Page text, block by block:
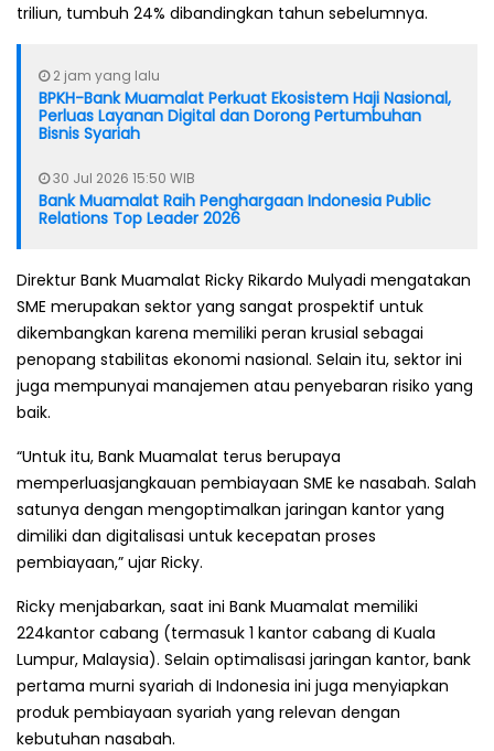
triliun, tumbuh 24% dibandingkan tahun sebelumnya.
2 jam yang lalu
BPKH-Bank Muamalat Perkuat Ekosistem Haji Nasional,
Perluas Layanan Digital dan Dorong Pertumbuhan
Bisnis Syariah
30 Jul 2026 15:50 WIB
Bank Muamalat Raih Penghargaan Indonesia Public
Relations Top Leader 2026
Direktur Bank Muamalat Ricky Rikardo Mulyadi mengatakan
SME merupakan sektor yang sangat prospektif untuk
dikembangkan karena memiliki peran krusial sebagai
penopang stabilitas ekonomi nasional. Selain itu, sektor ini
juga mempunyai manajemen atau penyebaran risiko yang
baik.
“Untuk itu, Bank Muamalat terus berupaya
memperluasjangkauan pembiayaan SME ke nasabah. Salah
satunya dengan mengoptimalkan jaringan kantor yang
dimiliki dan digitalisasi untuk kecepatan proses
pembiayaan,” ujar Ricky.
Ricky menjabarkan, saat ini Bank Muamalat memiliki
224kantor cabang (termasuk 1 kantor cabang di Kuala
Lumpur, Malaysia). Selain optimalisasi jaringan kantor, bank
pertama murni syariah di Indonesia ini juga menyiapkan
produk pembiayaan syariah yang relevan dengan
kebutuhan nasabah.